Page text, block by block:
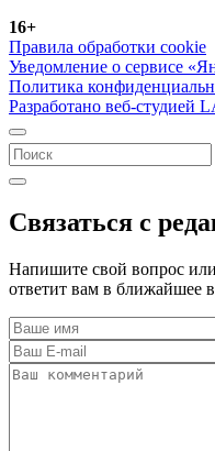
16+
Правила обработки cookie
Уведомление о сервисе
Политика
Разработано веб-студией
Связаться с
Напишите свой вопрос
ответит вам в ближайшее